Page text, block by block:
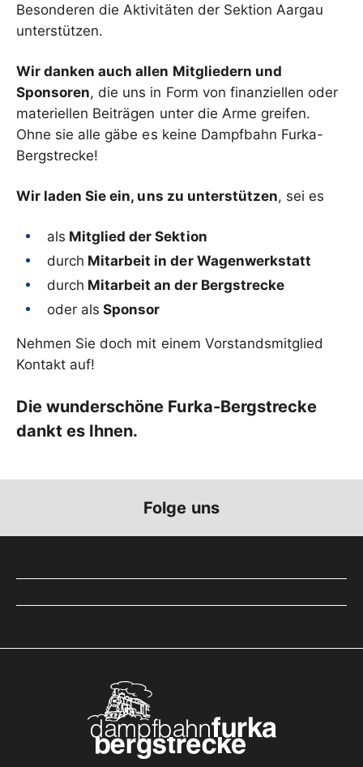
Besonderen die Aktivitäten der Sektion Aargau
unterstützen.
Wir danken auch allen Mitgliedern und
Sponsoren, die uns in Form von finanziellen oder
materiellen Beiträgen unter die Arme greifen.
Ohne sie alle gäbe es keine Dampfbahn Furka-
Bergstrecke!
Wir laden Sie ein, uns zu unterstützen, sei es
als Mitglied der Sektion
durch Mitarbeit in der Wagenwerkstatt
durch Mitarbeit an der Bergstrecke
oder als Sponsor
Nehmen Sie doch mit einem Vorstandsmitglied
Kontakt auf!
Die wunderschöne Furka-Bergstrecke
dankt es Ihnen.
Folge uns